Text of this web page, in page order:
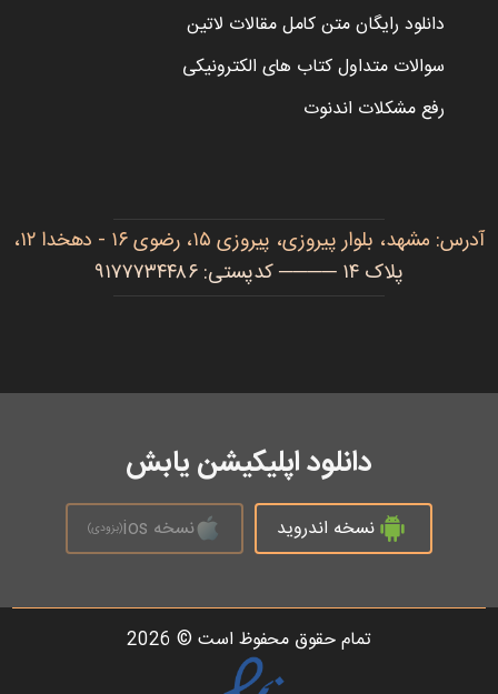
دانلود رایگان متن کامل مقالات لاتین
سوالات متداول کتاب های الکترونیکی
رفع مشکلات اندنوت
آدرس: مشهد، بلوار پیروزی، پیروزی ۱۵، رضوی ۱۶ - دهخدا ۱۲،
پلاک ۱۴ ──── کدپستی: ۹۱۷۷۷۳۴۴۸۶
دانلود اپلیکیشن یابش
نسخه اندروید نسخه ios (بزودی)
تمام حقوق محفوظ است © 2026